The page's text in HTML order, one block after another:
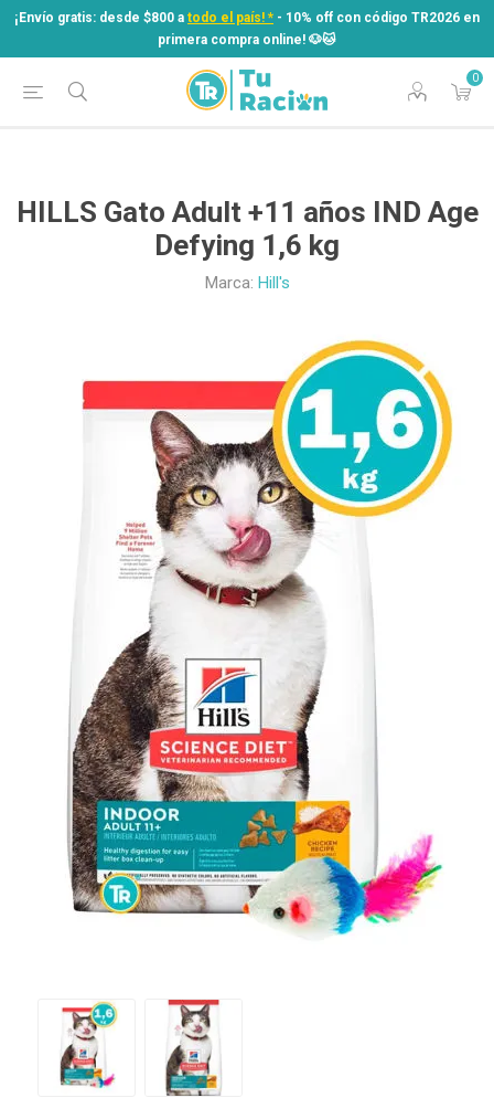
¡Envío gratis: desde $800 a todo el país! * - 10% off con código TR2026 en
primera compra online! ​🐶​🐱
0
¡Envío gratis: desde $800 atodo el país! *
- 10% off con código TR2026 en
primera compra online! ​🐶​🐱
HILLS Gato Adult +11 años IND Age
Defying 1,6 kg
Marca: Hill's